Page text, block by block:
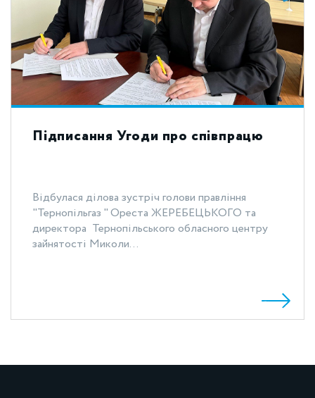
Підписання Угоди про співпрацю
Відбулася ділова зустріч голови правління
"Тернопільгаз " Ореста ЖЕРЕБЕЦЬКОГО та
директора Тернопільського обласного центру
зайнятості Миколи...